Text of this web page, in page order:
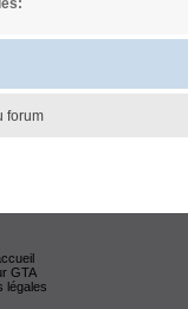
forum
GTA
légales